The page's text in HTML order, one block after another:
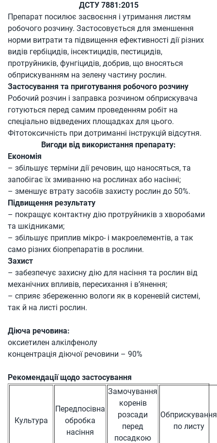
ДСТУ 7881:2015
Препарат посилює засвоєння і утримання листям
робочого розчину. Застосовується для зменшення
норми витрати та підвищення ефективності дії різних
видів гербіцидів, інсектицидів, пестицидів,
протруйників, фунгіцидів, добрив, що вносяться
обприскуванням на зелену частину рослин.
Застосування та приготування робочого розчину
Робочий розчин і заправка розчином обприскувача
готуються перед самим проведенням робіт на
спеціально відведених площадках для цього.
Фітотоксичність при дотриманні інструкцій відсутня.
Вигоди від використання препарату:
Eкономія
– збільшує терміни дії речовин, що наносяться, та
запобігає їх змиванню на рослинах або насінні;
– зменшує втрату засобів захисту рослин до 50%.
Підвищення результату
– покращує контактну дію протруйників з хворобами
та шкідниками;
– збільшує приплив мікро- і макроелементів, а так
само різних біопрепаратів в рослини.
Захист
– забезпечує захисну дію для насіння та рослин від
механічних впливів, пересихання і в’янення;
– сприяє збереженню вологи як в кореневій системі,
так й на листі рослин.
Діюча речовина:
оксиетилен алкілфенолу
концентрація діючої речовини – 90%
Рекомендації щодо застосування
Культура
Передпосівна
обробка
насіння
Замочування
коренів
розсади
перед
посадкою
Обприскування
по листу